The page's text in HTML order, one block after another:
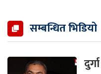
सम्बन्धित भिडियो